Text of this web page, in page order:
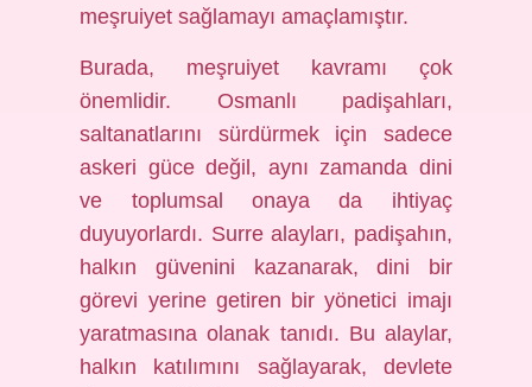
meşruiyet sağlamayı amaçlamıştır.
Burada, meşruiyet kavramı çok
önemlidir. Osmanlı padişahları,
saltanatlarını sürdürmek için sadece
askeri güce değil, aynı zamanda dini
ve toplumsal onaya da ihtiyaç
duyuyorlardı. Surre alayları, padişahın,
halkın güvenini kazanarak, dini bir
görevi yerine getiren bir yönetici imajı
yaratmasına olanak tanıdı. Bu alaylar,
halkın katılımını sağlayarak, devlete